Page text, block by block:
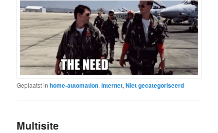
Geplaatst in home-automation,internet,Niet gecategoriseerd
Multisite